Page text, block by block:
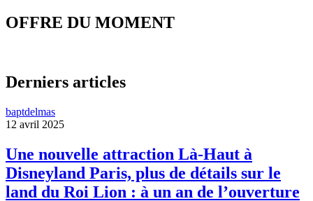
OFFRE DU MOMENT
Derniers articles
baptdelmas
12 avril 2025
Une nouvelle attraction Là-Haut à
Disneyland Paris, plus de détails sur le
land du Roi Lion : à un an de l’ouverture